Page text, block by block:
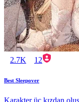
2.7K 12
Best Sleepover